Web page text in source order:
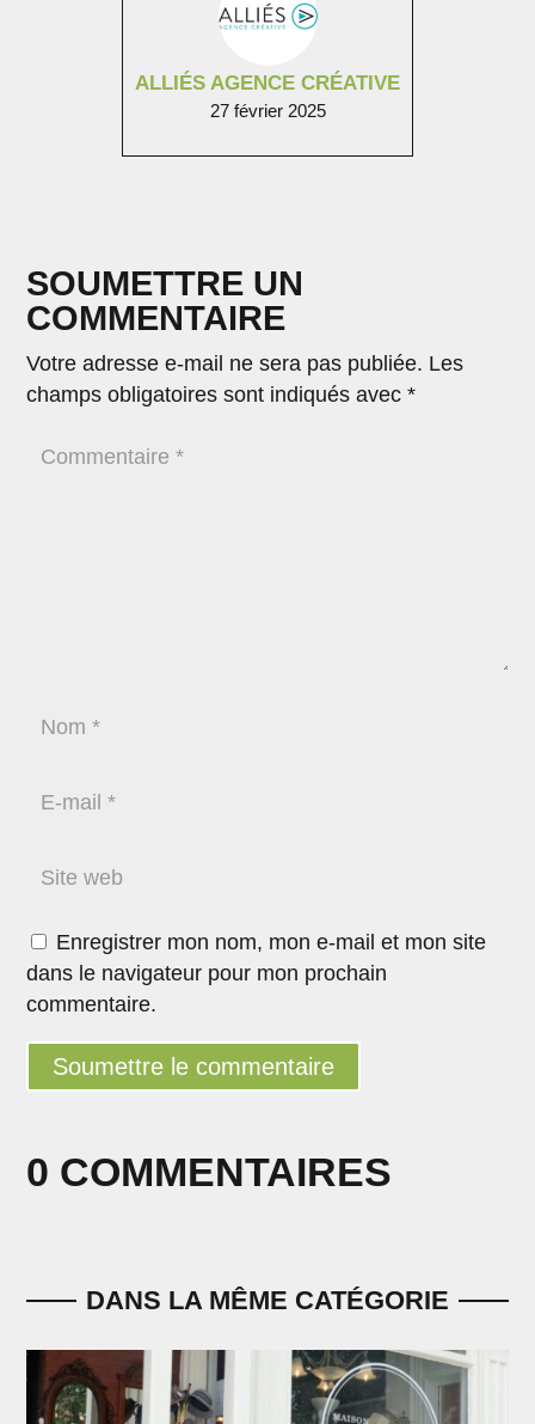
ALLIÉS AGENCE CRÉATIVE
27 février 2025
0 COMMENTAIRES
SOUMETTRE UN
COMMENTAIRE
Votre adresse e-mail ne sera pas publiée. Les
champs obligatoires sont indiqués avec*
Enregistrer mon nom, mon e-mail et mon site
dans le navigateur pour mon prochain
commentaire.
Soumettre le commentaire
DANS LA MÊME CATÉGORIE